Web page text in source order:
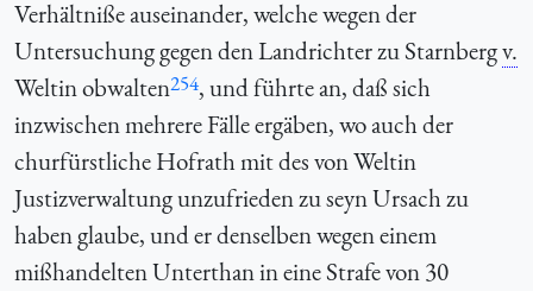
Verhältniße auseinander, welche wegen der
Untersuchung gegen den Landrichter zu Starnbergv.
Weltin obwalten254, und führte an, daß sich
inzwischen mehrere Fälle ergäben, wo auch der
churfürstliche Hofrath mit des von Weltin
Justizverwaltung unzufrieden zu seyn Ursach zu
haben glaube, und er denselben wegen einem
mißhandelten Unterthan in eine Strafe von 30